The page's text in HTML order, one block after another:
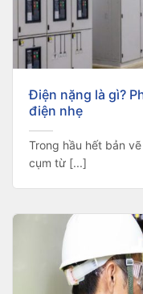
Điện nặng là gì?
điện nhẹ
Trong hầu hết bản
cụm từ [...]